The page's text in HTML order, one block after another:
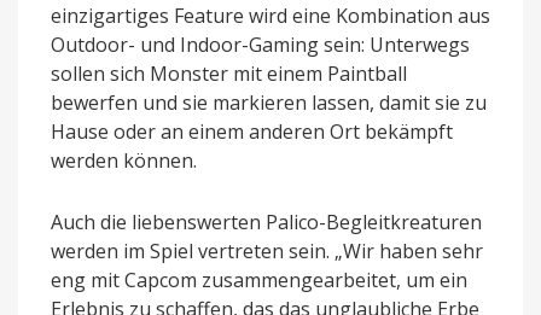
einzigartiges Feature wird eine Kombination aus
Outdoor- und Indoor-Gaming sein: Unterwegs
sollen sich Monster mit einem Paintball
bewerfen und sie markieren lassen, damit sie zu
Hause oder an einem anderen Ort bekämpft
werden können.
Auch die liebenswerten Palico-Begleitkreaturen
werden im Spiel vertreten sein. „Wir haben sehr
eng mit Capcom zusammengearbeitet, um ein
Erlebnis zu schaffen, das das unglaubliche Erbe